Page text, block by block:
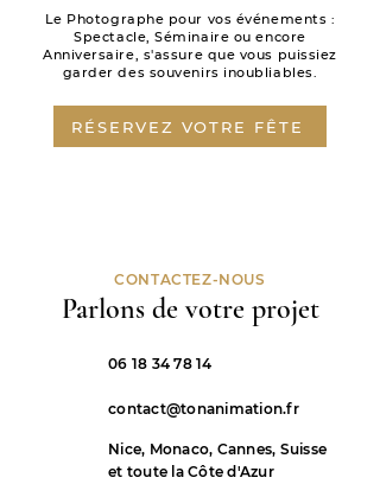
Le Photographe pour vos événements :
Spectacle, Séminaire ou encore
Anniversaire, s'assure que vous puissiez
garder des souvenirs inoubliables.
RÉSERVEZ VOTRE FÊTE
CONTACTEZ-NOUS
Parlons de votre projet
06 18 34 78 14
contact@tonanimation.fr
Nice, Monaco, Cannes, Suisse
et toute la Côte d'Azur